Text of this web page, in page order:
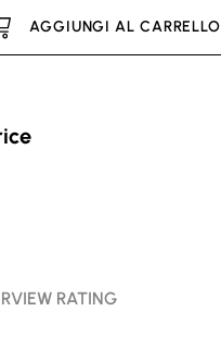
AGGIUNGI AL CARRELLO
RATING